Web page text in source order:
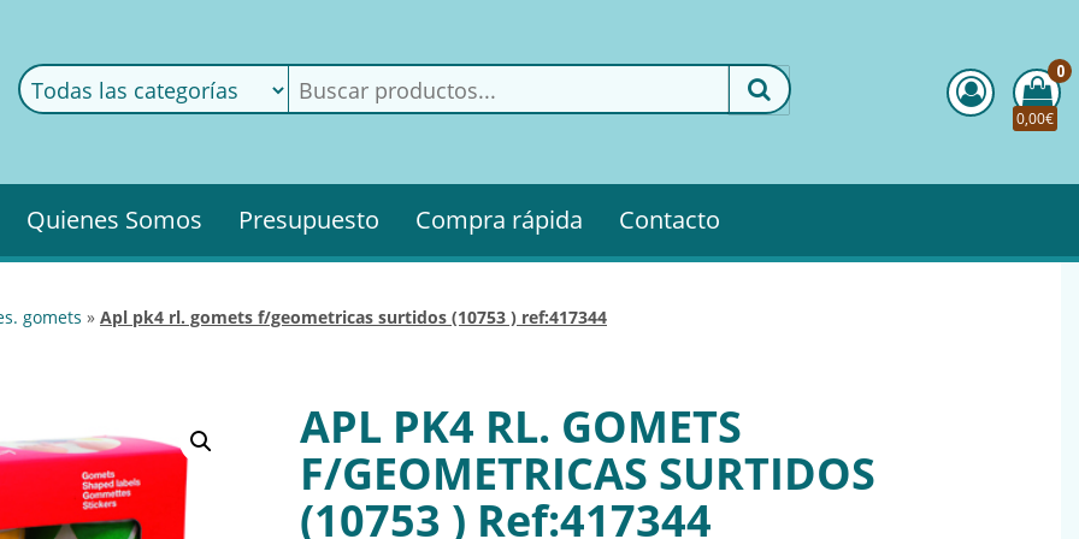
0
0,00€
Quienes Somos Presupuesto Compra rápida Contacto
gomets » apl pk4 rl. gomets f/geometricas surtidos (10753 ) ref:417344
APL PK4 RL. GOMETS
F/GEOMETRICAS SURTIDOS
(10753 ) Ref:417344